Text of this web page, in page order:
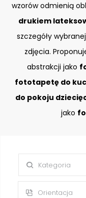
wzorów odmienią
drukiem
szczegóły
zdjęcia.
abstrakcji jako
fototapetę do
do pokoju
jako
Kategoria
Orientacja